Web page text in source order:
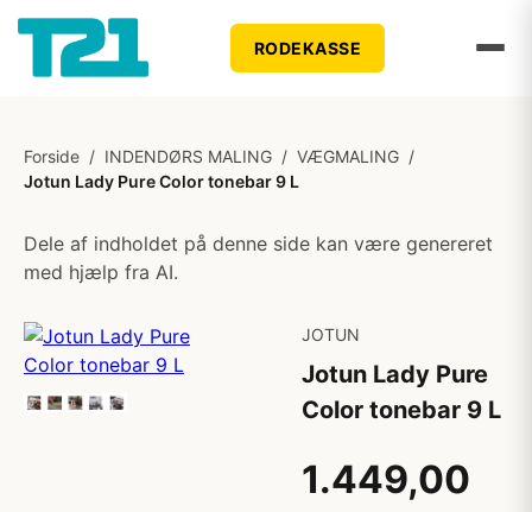
RODEKASSE
Forside / INDENDØRS MALING / VÆGMALING /
Jotun Lady Pure Color tonebar 9 L
Dele af indholdet på denne side kan være genereret
med hjælp fra AI.
JOTUN
Jotun Lady Pure
Color tonebar 9 L
1.449,00